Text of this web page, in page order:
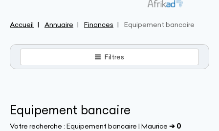
Accueil Annuaire Finances Equipement bancaire
Filtres
Equipement bancaire
Votre recherche : Equipement bancaire | Maurice ➔ 0